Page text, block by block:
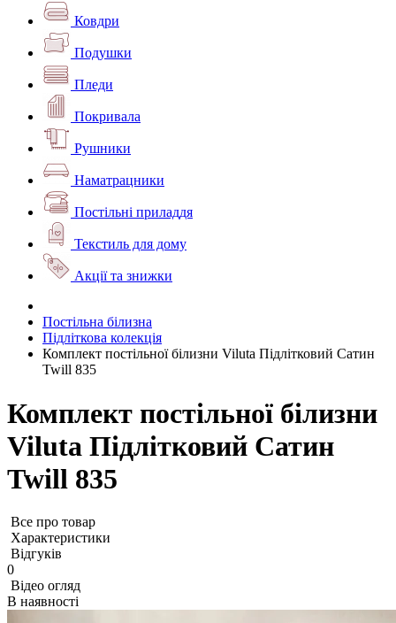
Ковдри
Подушки
Пледи
Покривала
Рушники
Наматрацники
Постільні приладдя
Текстиль для дому
Акції та знижки
Постільна білизна
Підліткова колекція
Комплект постільної білизни Viluta Підлітковий Сатин
Twill 835
Комплект постільної білизни
Viluta Підлітковий Сатин
Twill 835
Все про товар
Характеристики
Відгуків
0
Відео огляд
В наявності